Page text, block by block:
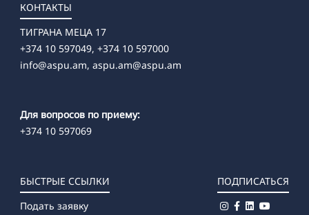
КОНТАКТЫ
ТИГРАНА МЕЦА 17
+374 10 597049, +374 10 597000
info@aspu.am, aspu.am@aspu.am
Для вопросов по приему:
+374 10 597069
БЫСТРЫЕ ССЫЛКИ
Подать заявку
ПОДПИСАТЬСЯ